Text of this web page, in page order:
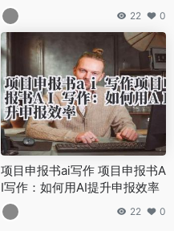
22 0
项目申报书ai写作 项目申报书A
I写作：如何用AI提升申报效率
22 0